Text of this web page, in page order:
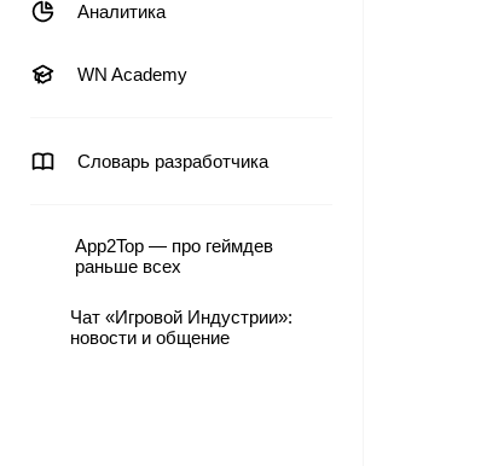
Аналитика
WN Academy
Словарь разработчика
App2Top — про геймдев
раньше всех
Чат «Игровой Индустрии»:
новости и общение